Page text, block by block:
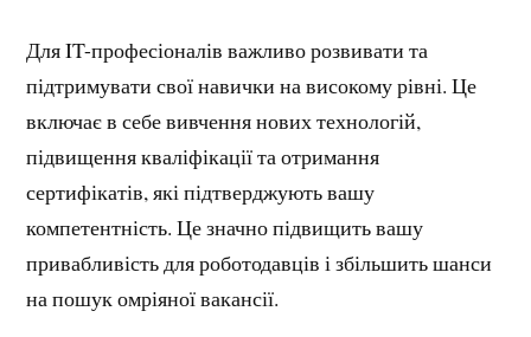
Для IT-професіоналів важливо розвивати та
підтримувати свої навички на високому рівні. Це
включає в себе вивчення нових технологій,
підвищення кваліфікації та отримання
сертифікатів, які підтверджують вашу
компетентність. Це значно підвищить вашу
привабливість для роботодавців і збільшить шанси
на пошук омріяної вакансії.